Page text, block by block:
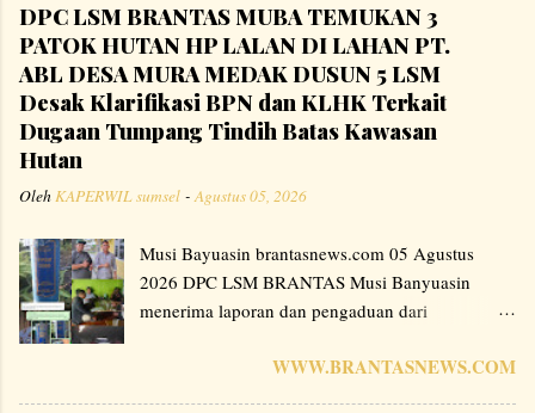
media sosial. Sejumlah unggahan menyoroti
mekanisme pelaksanaan proyek yang bersumber
dari usulan pokok pikiran anggota dewan dan
mendorong agar pengelolaannya dilakukan
instansi terkait. Dalam berbagai komentar yang
menyampaikan pendapat bahwa pelaksanaan
organisasi perangkat daerah (OPD) atau instansi
teknis sesuai ketentuan yang berlaku. " Setuju
tidak kalau pokir dpr di hapus saja dan di
salah satu netizen .jum'at ( 07/08/2026 ) Pendapat
tersebut merupakan aspirasi yang berkembang di
DPC LSM BRANTAS MUBA TEMUKAN 3
PATOK HUTAN HP LALAN DI LAHAN PT.
ABL DESA MURA MEDAK DUSUN 5 LSM
Desak Klarifikasi BPN dan KLHK Terkait
Dugaan Tumpang Tindih Batas Kawasan
Hutan
Oleh KAPERWIL sumsel - Agustus 05, 2026
Musi Bayuasin brantasnews.com 05 Agustus
2026 DPC LSM BRANTAS Musi Banyuasin
menerima laporan dan pengaduan dari
Lalan yang diduga berada di dalam area
WWW.BRANTASNEWS.COM